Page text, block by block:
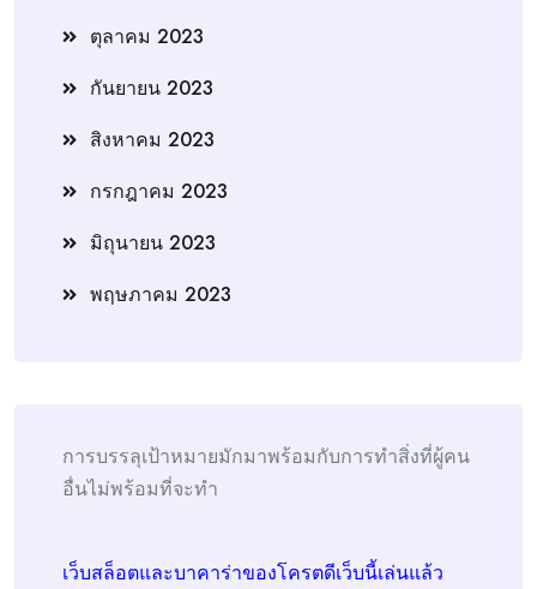
ตุลาคม 2023
กันยายน 2023
สิงหาคม 2023
กรกฎาคม 2023
มิถุนายน 2023
พฤษภาคม 2023
การบรรลุเป้าหมายมักมาพร้อมกับการทำสิ่งที่ผู้คน
อื่นไม่พร้อมที่จะทำ
เว็บสล็อตและบาคาร่าของโครตดีเว็บนี้เล่นแล้ว